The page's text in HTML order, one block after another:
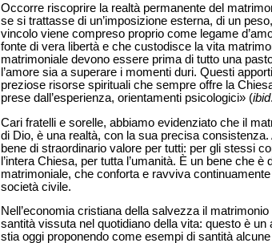
Occorre riscoprire la realtà permanente del
se si trattasse di un’imposizione esterna, di un
vincolo viene compreso proprio come legame
fonte di vera libertà e che custodisce la vita
matrimoniale devono essere prima di tutto una
l’amore sia a superare i momenti duri. Questi
preziose risorse spirituali che sempre offre la
prese dall’esperienza, orientamenti psicologici» (ibid
Cari fratelli e sorelle, abbiamo evidenziato che il
di Dio, è una realtà, con la sua precisa
bene di straordinario valore per tutti: per gli stessi
l’intera Chiesa, per tutta l’umanità. È un bene che
matrimoniale, che conforta e ravviva
società civile.
Nell’economia cristiana della salvezza il
santità vissuta nel quotidiano della vita: questo è
stia oggi proponendo come esempi di santità